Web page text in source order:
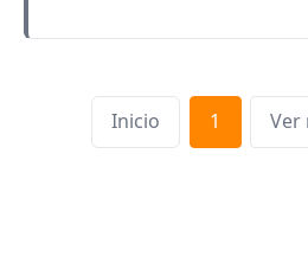
Inicio 1 Ver